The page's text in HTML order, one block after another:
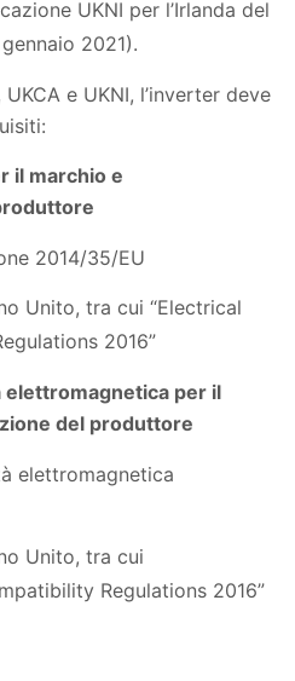
UKNI per l’Irlanda del
2021).
e UKNI, l’inverter deve
il marchio e
2014/35/EU
Unito, tra cui “Electrical
2016”
elettromagnetica per il
del produttore
elettromagnetica
Unito, tra cui
Regulations 2016”